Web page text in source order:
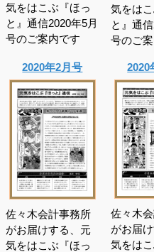
気をはこぶ『ほっ
と』通信2020年5月
号のご案内です
気をは
と』通
号のご
2020年2月号
佐々木会計事務所
がお届けする、元
気をはこぶ『ほっ
2020
佐々木
がお届
気をは